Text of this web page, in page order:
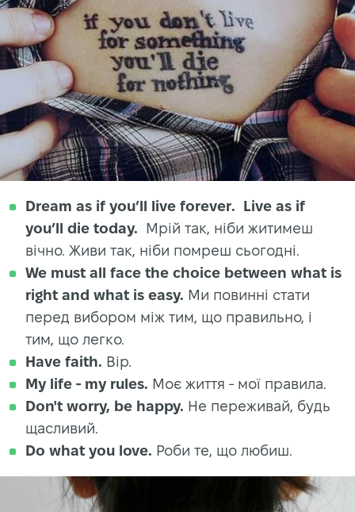
Dream as if you’ll live forever. Live as if
you’ll die today.
Мрій так, ніби житимеш
вічно. Живи так, ніби помреш сьогодні.
We must all face the choice between what is
right and what is easy. Ми повинні стати
перед вибором між тим, що правильно, і
тим, що легко.
Have faith. Вір.
My life - my rules. Моє життя - мої правила.
Don't worry, be happy. Не переживай, будь
щасливий.
Do what you love. Роби те, що любиш.